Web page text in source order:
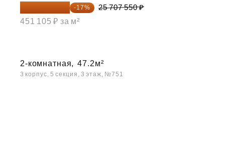
21 337 267 ₽ -17%
25 707 550 ₽
451 105 ₽ за м²
2-комнатная, 47.2м²
3 корпус, 5 секция, 3 этаж, №751